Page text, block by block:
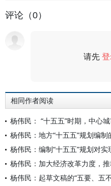
评论（0）
请先
相同作者阅读
杨伟民：地方“十五五”规划编制
杨伟民：编制“十五五”规划对
杨伟民：加大经济改革力度，
杨伟民：起草文稿的“五要、五